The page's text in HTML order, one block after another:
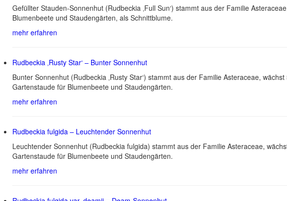
Gefüllter Stauden-Sonnenhut (Rudbeckia ‚Full Sun‘) stammt aus der Familie
Blumenbeete und Staudengärten, als Schnittblume.
mehr erfahren
Rudbeckia ‚Rusty Star‘ – Bunter Sonnenhut
Bunter Sonnenhut (Rudbeckia ‚Rusty Star‘) stammt aus der Familie Asteraceae,
Gartenstaude für Blumenbeete und Staudengärten.
mehr erfahren
Rudbeckia fulgida – Leuchtender Sonnenhut
Leuchtender Sonnenhut (Rudbeckia fulgida) stammt aus der Familie Asteraceae,
Gartenstaude für Blumenbeete und Staudengärten.
mehr erfahren